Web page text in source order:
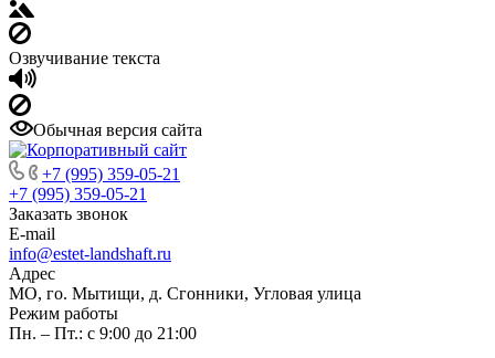
Озвучивание текста
Обычная версия сайта
+7 (995) 359-05-21
+7 (995) 359-05-21
Заказать звонок
E-mail
info@estet-landshaft.ru
Адрес
МО, го. Мытищи, д. Сгонники, Угловая улица
Режим работы
Пн. – Пт.: с 9:00 до 21:00